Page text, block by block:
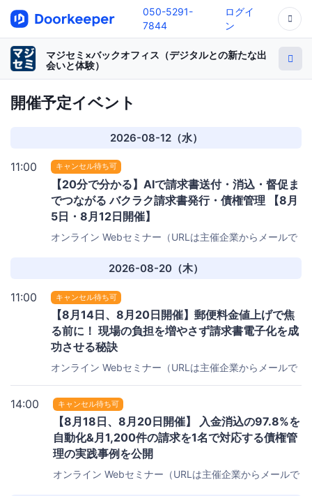
050-5291-
7844
ログイ
ン
マジセミ×バックオフィス（デジタルとの新たな出
会いと体験）
開催予定イベント
2026-08-12（水）
11:00 キャンセル待ち可
【20分で分かる】AIで請求書送付・消込・督促ま
でつながる バクラク請求書発行・債権管理 【8月
5日・8月12日開催】
オンライン Webセミナー（URLは主催企業からメールで
2026-08-20（木）
11:00 キャンセル待ち可
【8月14日、8月20日開催】郵便料金値上げで焦
る前に！ 現場の負担を増やさず請求書電子化を成
功させる秘訣
オンライン Webセミナー（URLは主催企業からメールで
14:00 キャンセル待ち可
【8月18日、8月20日開催】 入金消込の97.8%を
自動化&月1,200件の請求を1名で対応する債権管
理の実践事例を公開
オンライン Webセミナー（URLは主催企業からメールで